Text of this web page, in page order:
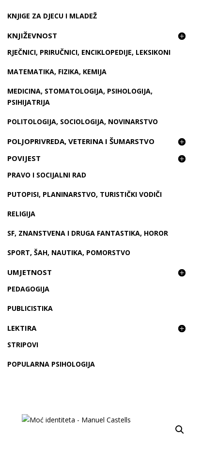
KNJIGE ZA DJECU I MLADEŽ
KNJIŽEVNOST
RJEČNICI, PRIRUČNICI, ENCIKLOPEDIJE, LEKSIKONI
MATEMATIKA, FIZIKA, KEMIJA
MEDICINA, STOMATOLOGIJA, PSIHOLOGIJA,
PSIHIJATRIJA
POLITOLOGIJA, SOCIOLOGIJA, NOVINARSTVO
POLJOPRIVREDA, VETERINA I ŠUMARSTVO
POVIJEST
PRAVO I SOCIJALNI RAD
PUTOPISI, PLANINARSTVO, TURISTIČKI VODIČI
RELIGIJA
SF, ZNANSTVENA I DRUGA FANTASTIKA, HOROR
SPORT, ŠAH, NAUTIKA, POMORSTVO
UMJETNOST
PEDAGOGIJA
PUBLICISTIKA
LEKTIRA
STRIPOVI
POPULARNA PSIHOLOGIJA